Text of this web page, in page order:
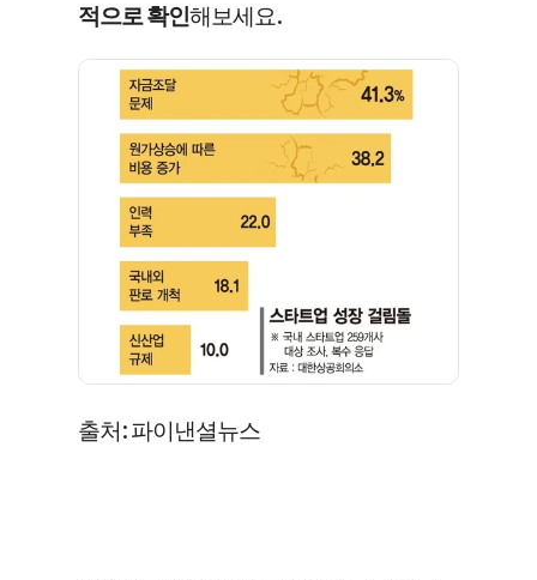
적으로 확인해보세요.
출처: 파이낸셜뉴스